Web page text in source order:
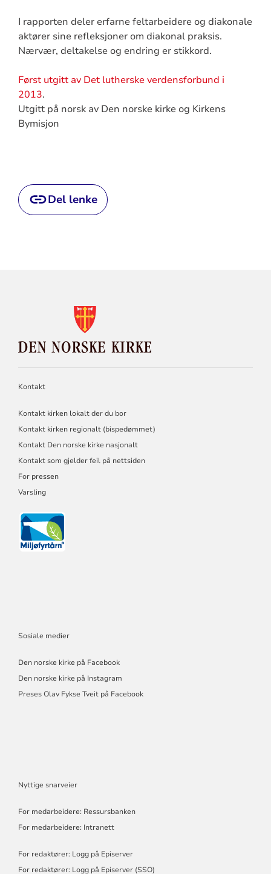
I rapporten deler erfarne feltarbeidere og diakonale
aktører sine refleksjoner om diakonal praksis.
Nærvær, deltakelse og endring er stikkord.
Først utgitt av Det lutherske verdensforbund i
2013.
Utgitt på norsk av Den norske kirke og Kirkens
Bymisjon
Del lenke
NORSKE
KIRKE
Kontakt
Kontakt kirken lokalt der du bor
Kontakt kirken regionalt (bispedømmet)
Kontakt Den norske kirke nasjonalt
Kontakt som gjelder feil på nettsiden
For pressen
Varsling
Sosiale medier
Den norske kirke på Facebook
Den norske kirke på Instagram
Preses Olav Fykse Tveit på Facebook
Nyttige snarveier
For medarbeidere: Ressursbanken
For medarbeidere: Intranett
For redaktører: Logg på Episerver
For redaktører: Logg på Episerver (SSO)